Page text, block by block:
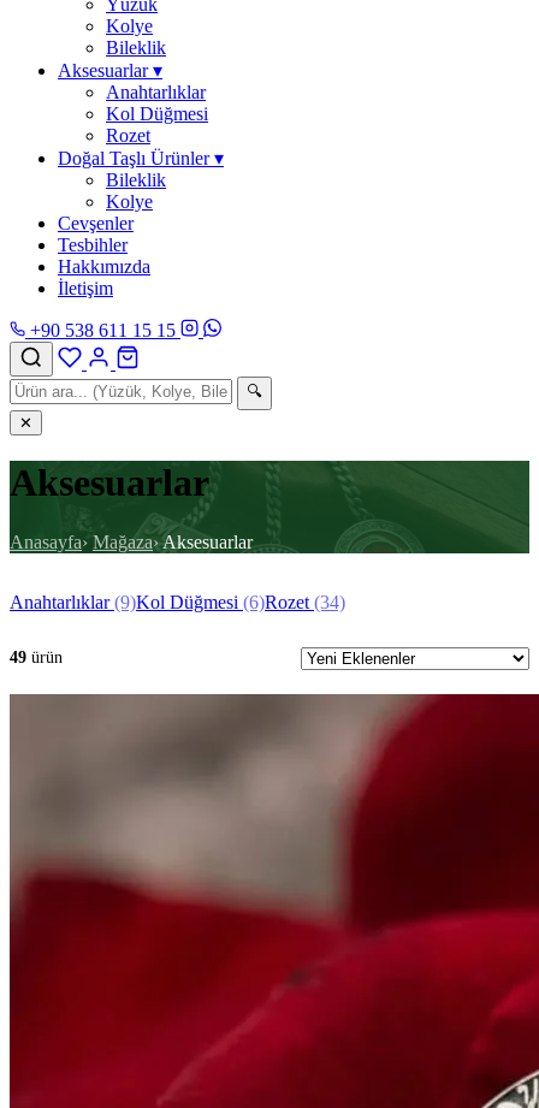
Yüzük
Kolye
Bileklik
Aksesuarlar▾
Anahtarlıklar
Kol Düğmesi
Rozet
Doğal Taşlı Ürünler▾
Bileklik
Kolye
Cevşenler
Tesbihler
Hakkımızda
İletişim
+90 538 611 15 15
🔍
✕
Aksesuarlar
Anasayfa› Mağaza›Aksesuarlar
Anahtarlıklar(9)Kol Düğmesi (6)Rozet (34)
49 ürün